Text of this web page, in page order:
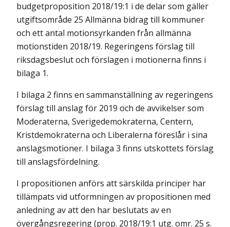
budgetproposition 2018/19:1 i de delar som gäller
utgiftsområde 25 Allmänna bidrag till kommuner
och ett antal motionsyrkanden från allmänna
motionstiden 2018/19. Regeringens förslag till
riksdagsbeslut och förslagen i motionerna finns i
bilaga 1.
I bilaga 2 finns en sammanställning av regeringens
förslag till anslag för 2019 och de avvikelser som
Moderaterna, Sverigedemokraterna, Centern,
Kristdemokraterna och Liberalerna föreslår i sina
anslagsmotioner. I bilaga 3 finns utskottets förslag
till anslagsfördelning.
I propositionen anförs att särskilda principer har
tillämpats vid utformningen av propositionen med
anledning av att den har beslutats av en
övergångsregering (prop. 2018/19:1 utg. omr. 25 s.